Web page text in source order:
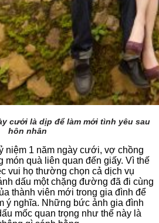
cưới là dịp để làm mới tình yêu sau
hôn nhân
niệm 1 năm ngày cưới, vợ chồng
quà liên quan đến giấy. Vì thế
vui họ thường chọn cả dịch vụ
dấu một chặng đường đã đi cùng
thành viên mới trong gia đình để
ý nghĩa. Những bức ảnh gia đình
mốc quan trọng như thế này là